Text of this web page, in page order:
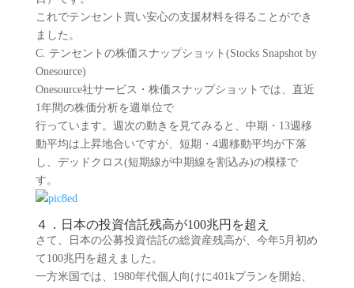
これでテンセント買い安心の支援材料を得ることができ
ました。
C. テンセントの株価スナップショット(Stocks Snapshot by
Onesource)
Onesource社サービス・株価スナップショットでは、直近
1年間の株価分析を週単位で
行っています。週次の動きを見てみると、中期・13週移
動平均は上昇地合いですが、短期・4週移動平均が下落
し、デッドクロス(短期線が中期線を割込み)の模様で
す。
４．日本の投資信託残高が100兆円を超え
さて、日本の公募投資信託の総資産残高が、今年5月初め
て100兆円を超えました。
一方米国では、1980年代個人向けに401kプランを開始、